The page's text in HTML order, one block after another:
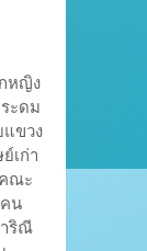
หญิง
ะดม
แขวง
เก่า
ณะ
น
าริณี